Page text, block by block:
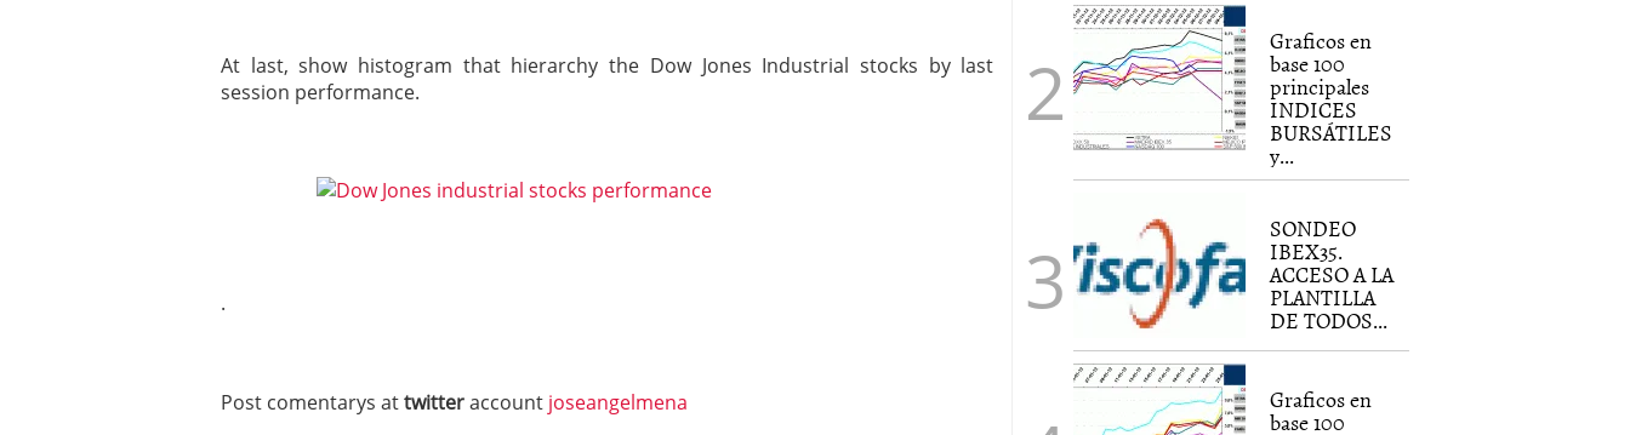
At last, show histogram that hierarchy the Dow Jones Industrial stocks by last
session performance.
.
Post comentarys attwitteraccount joseangelmena
Graficos en
base 100
principales
INDICES
BURSÁTILES
y...
SONDEO
IBEX35.
ACCESO A LA
PLANTILLA
DE TODOS...
Graficos en
base 100